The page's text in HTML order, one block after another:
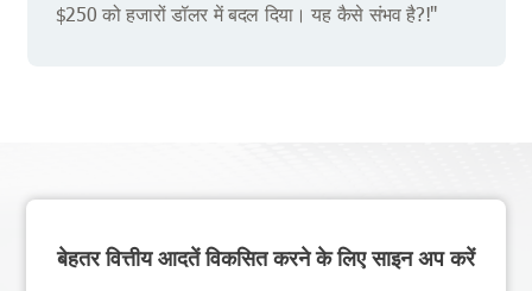
$250 को हजारों डॉलर में बदल दिया। यह कैसे संभव है?!"
बेहतर वित्तीय आदतें विकसित करने के लिए साइन अप करें